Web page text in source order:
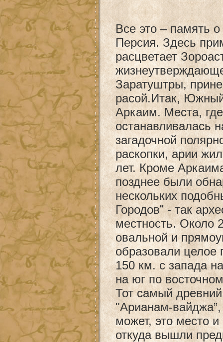
Все это – память
Персия. Здесь
расцветает
Заратуштры,
расой.Итак,
Аркаим. Места,
останавливалась
загадочной
раскопки, арии
лет. Кроме
позднее были
нескольких
Городов” - так
местность. Около
овальной и
образовали целое
150 км. с запада
на юг по
Тот самый
"Арианам-
может, это место
откуда вышли